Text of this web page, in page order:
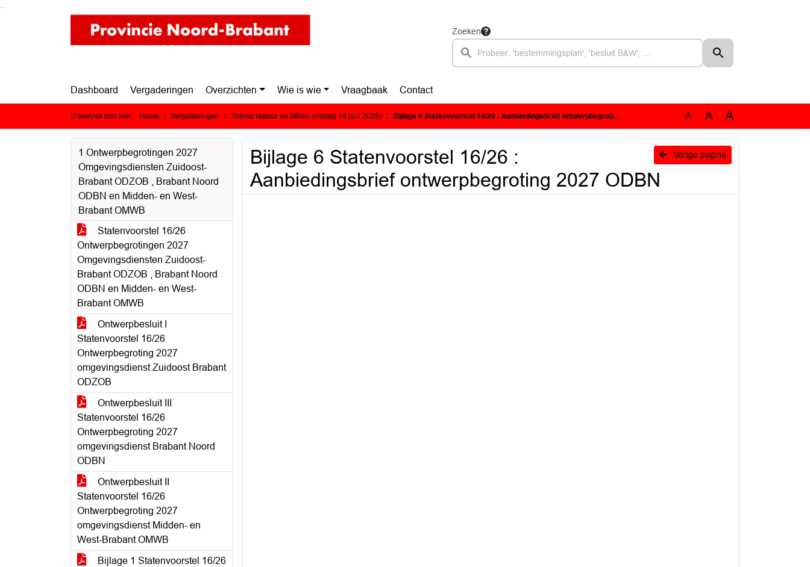
Ga naar de inhoud van deze pagina
Ga naar het zoeken
Ga naar het menu
Zoeken
Dashboard Vergaderingen Overzichten Wie is wie Vraagbaak Contact
U bevindt zich hier: Home Vergaderingen Thema Natuur en Milieu (vrijdag 19 juni 2026) Bijlage 6 Statenvoorstel 16/26 : Aanbiedingsbrief ontwerpbegroting 2027 ODBN A A A
1 Ontwerpbegrotingen 2027
Omgevingsdiensten Zuidoost-
Brabant ODZOB , Brabant Noord
ODBN en Midden- en West-
Brabant OMWB
Statenvoorstel 16/26
Ontwerpbegrotingen 2027
Omgevingsdiensten Zuidoost-
Brabant ODZOB , Brabant Noord
ODBN en Midden- en West-
Brabant OMWB
Ontwerpbesluit I
Statenvoorstel 16/26
Ontwerpbegroting 2027
omgevingsdienst Zuidoost Brabant
ODZOB
Ontwerpbesluit III
Statenvoorstel 16/26
Ontwerpbegroting 2027
omgevingsdienst Brabant Noord
ODBN
Ontwerpbesluit II
Statenvoorstel 16/26
Ontwerpbegroting 2027
omgevingsdienst Midden- en
West-Brabant OMWB
Bijlage 1 Statenvoorstel 16/26
Vorige pagina
Bijlage 6 Statenvoorstel 16/26 :
Aanbiedingsbrief ontwerpbegroting 2027 ODBN